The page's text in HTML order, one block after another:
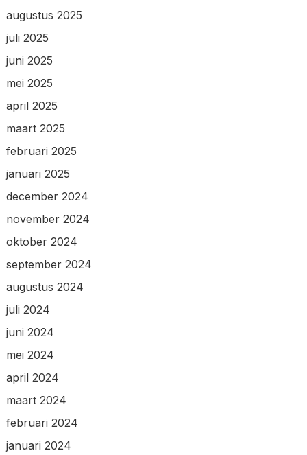
augustus 2025
juli 2025
juni 2025
mei 2025
april 2025
maart 2025
februari 2025
januari 2025
december 2024
november 2024
oktober 2024
september 2024
augustus 2024
juli 2024
juni 2024
mei 2024
april 2024
maart 2024
februari 2024
januari 2024